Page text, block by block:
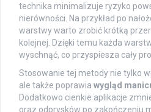
technika minimalizuje ryzyko
nierówności. Na przykład po
warstwy warto zrobić krótką
kolejnej. Dzięki temu każda
wyschnąć, co przyspiesza cały
Stosowanie tej metody nie tylko
ale także poprawia wygląd
Dodatkowo cienkie aplikacje
oraz odprysków po zakończeniu